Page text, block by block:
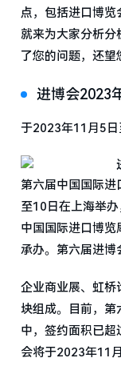
点，包括进口博览
就来为大家分析分
了您的问题，还望
进博会2023
于2023年11月5日
第六届中国国际
至10日在上海举办
中国国际进口博览
承办。第六届进博
企业商业展、虹桥
块组成。目前，第
中，签约面积已
会将于2023年11